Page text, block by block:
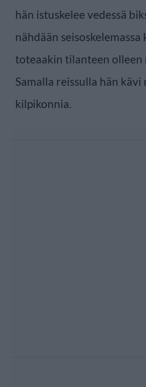
hän istuskelee vedessä
nähdään
toteaakin tilanteen olleen
Samalla reissulla hän kävi
kilpikonnia.